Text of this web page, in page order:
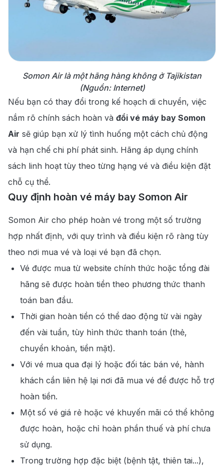
Somon Air là một hãng hàng không ở Tajikistan
(Nguồn: Internet)
Nếu bạn có thay đổi trong kế hoạch di chuyển, việc
nắm rõ chính sách hoàn và đổi vé máy bay Somon
Air sẽ giúp bạn xử lý tình huống một cách chủ động
và hạn chế chi phí phát sinh. Hãng áp dụng chính
sách linh hoạt tùy theo từng hạng vé và điều kiện đặt
chỗ cụ thể.
Quy định hoàn vé máy bay Somon Air
Somon Air cho phép hoàn vé trong một số trường
hợp nhất định, với quy trình và điều kiện rõ ràng tùy
theo nơi mua vé và loại vé bạn đã chọn.
Vé được mua từ website chính thức hoặc tổng đài
hãng sẽ được hoàn tiền theo phương thức thanh
toán ban đầu.
Thời gian hoàn tiền có thể dao động từ vài ngày
đến vài tuần, tùy hình thức thanh toán (thẻ,
chuyển khoản, tiền mặt).
Với vé mua qua đại lý hoặc đối tác bán vé, hành
khách cần liên hệ lại nơi đã mua vé để được hỗ trợ
hoàn tiền.
Một số vé giá rẻ hoặc vé khuyến mãi có thể không
được hoàn, hoặc chỉ hoàn phần thuế và phí chưa
sử dụng.
Trong trường hợp đặc biệt (bệnh tật, thiên tai...),